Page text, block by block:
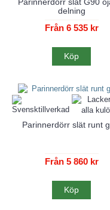
delning
Från 6 535 kr
Köp
Parinnerdörr slät runt
Från 5 860 kr
Köp